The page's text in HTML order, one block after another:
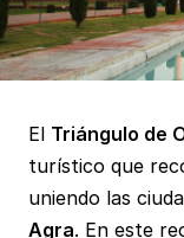
El Triángulo de
turístico que
uniendo las
Agra. En este